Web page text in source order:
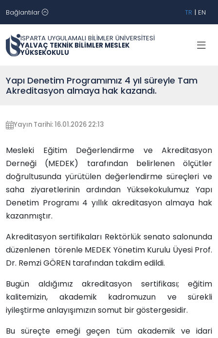
Bağlantılar TR | EN
ISPARTA UYGULAMALI BİLİMLER ÜNİVERSİTESİ
YALVAÇ TEKNİK BİLİMLER MESLEK
YÜKSEKOKULU
Yapı Denetim Programımız 4 yıl süreyle Tam
Akreditasyon almaya hak kazandı.
Yayın Tarihi: 16.01.2026 22:13
Mesleki Eğitim Değerlendirme ve Akreditasyon
Derneği (MEDEK) tarafından belirlenen ölçütler
doğrultusunda yürütülen değerlendirme süreçleri ve
saha ziyaretlerinin ardından Yüksekokulumuz Yapı
Denetim Programı 4 yıllık akreditasyon almaya hak
kazanmıştır.
Akreditasyon sertifikaları Rektörlük senato salonunda
düzenlenen törenle MEDEK Yönetim Kurulu Üyesi Prof.
Dr. Remzi GÖREN tarafından takdim edildi.
Bugün aldığımız akreditasyon sertifikası; eğitim
kalitemizin, akademik kadromuzun ve sürekli
iyileştirme anlayışımızın somut bir göstergesidir.
Bu süreçte emeği geçen tüm akademik ve idari